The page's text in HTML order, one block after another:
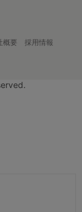
概要
採用情報